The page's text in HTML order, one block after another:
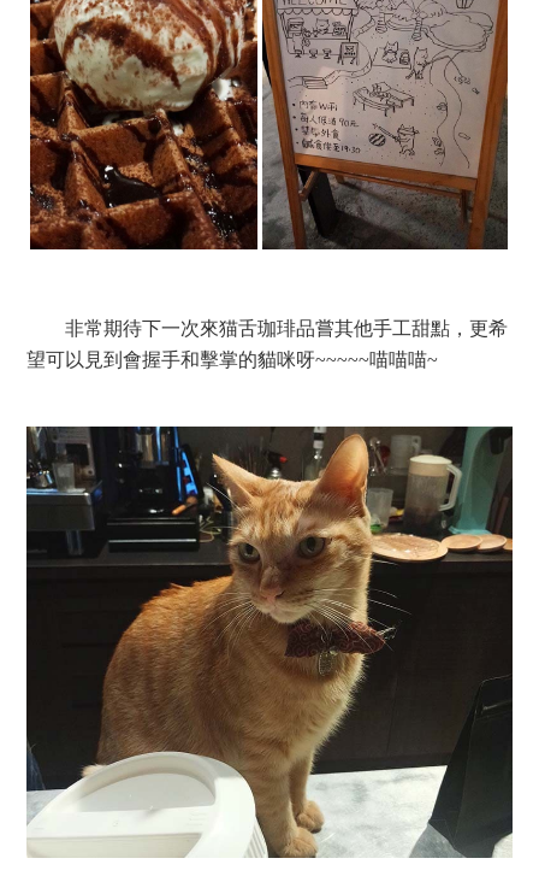
非常期待下一次來猫舌珈琲品嘗其他手工甜點，更希
望可以見到會握手和擊掌的貓咪呀~~~~~喵喵喵~